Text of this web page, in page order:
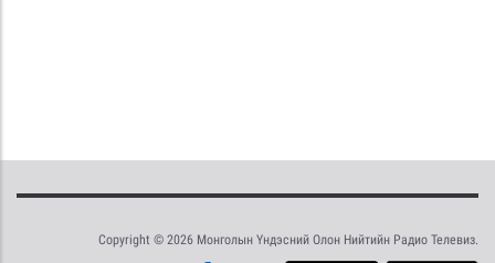
Copyright © 2026 Монголын Үндэсний Олон Нийтийн Радио Телевиз.